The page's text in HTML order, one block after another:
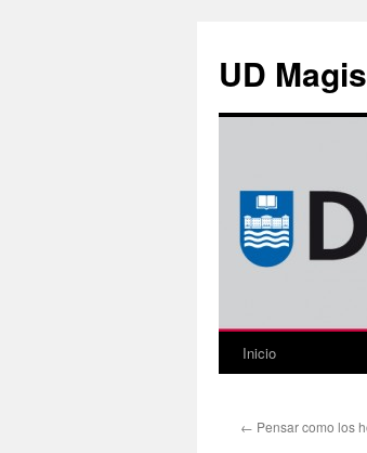
contenido
UD Magis
Inicio
← Pensar como los